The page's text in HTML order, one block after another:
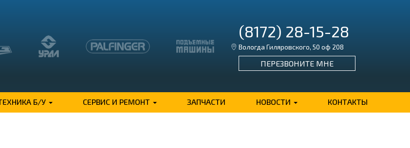
(8172) 28-15-28
Вологда Гиляровского, 50 оф 208
ПЕРЕЗВОНИТЕ МНЕ
Б/У СЕРВИС И РЕМОНТ ЗАПЧАСТИ НОВОСТИ КОНТАКТЫ